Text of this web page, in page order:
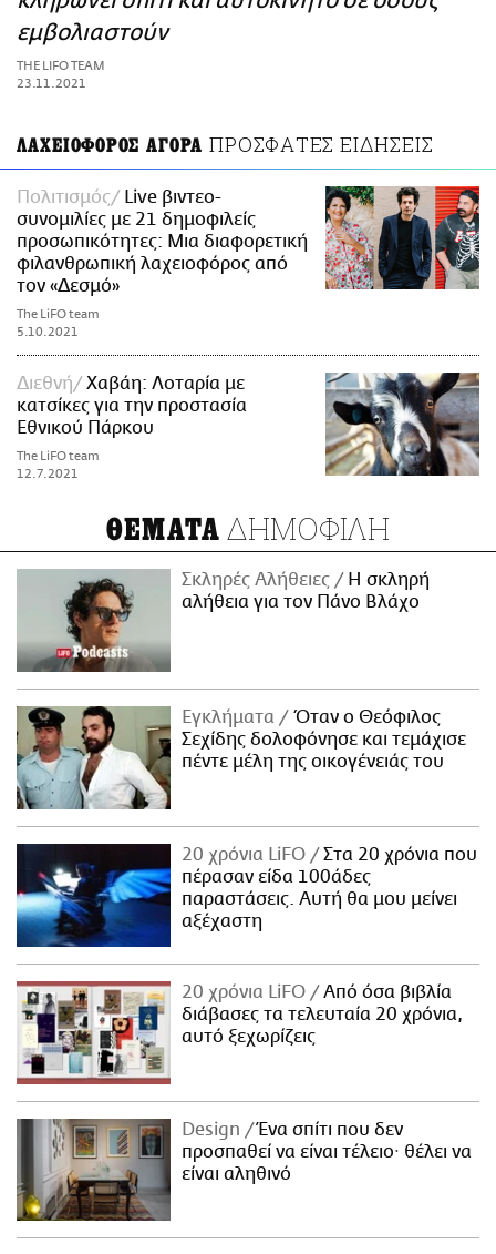
ΑΜΠΑ
PRINT
εμβολιαστούν
THE LIFO TEAM
23.11.2021
ΛΑΧΕΙΟΦΟΡΟΣ ΑΓΟΡΑ ΠΡΟΣΦΑΤΕΣ ΕΙΔΗΣΕΙΣ
Πολιτισμός
Live βιντεο-
συνομιλίες με 21 δημοφιλείς
προσωπικότητες: Μια διαφορετική
φιλανθρωπική λαχειοφόρος από
τον «Δεσμό»
The LiFO team
5.10.2021
Διεθνή
Χαβάη: Λοταρία με
κατσίκες για την προστασία
Εθνικού Πάρκου
The LiFO team
12.7.2021
ΘΕΜΑΤΑ ΔΗΜΟΦΙΛΗ
Σκληρές Αλήθειες
H σκληρή
αλήθεια για τον Πάνο Βλάχο
Εγκλήματα
Όταν ο Θεόφιλος
Σεχίδης δολοφόνησε και τεμάχισε
πέντε μέλη της οικογένειάς του
20 χρόνια LiFO
Στα 20 χρόνια που
πέρασαν είδα 100άδες
παραστάσεις. Αυτή θα μου μείνει
αξέχαστη
20 χρόνια LiFO
Από όσα βιβλία
διάβασες τα τελευταία 20 χρόνια,
αυτό ξεχωρίζεις
Design
Ένα σπίτι που δεν
προσπαθεί να είναι τέλειο· θέλει να
είναι αληθινό